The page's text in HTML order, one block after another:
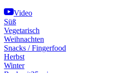
Video
Süß
Vegetarisch
Weihnachten
Snacks / Fingerfood
Herbst
Winter